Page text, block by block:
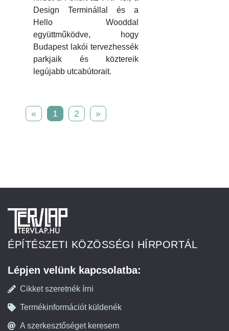
Design Terminállal és a
Hello Wooddal
együttműködve, hogy
Budapest lakói tervezhessék
parkjaik és köztereik
legújabb utcabútorait.
« 1 2 »
ÉPÍTÉSZETI KÖZÖSSÉGI HÍRPORTÁL
Lépjen velünk kapcsolatba:
Cikket szeretnék írni
Termékinformációt küldenék
A szerkesztőséget keresem